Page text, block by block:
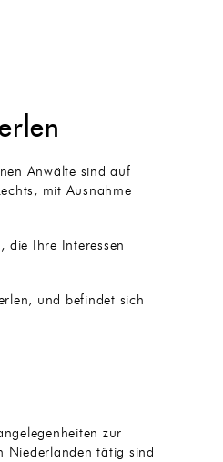
Anwälte sind auf
mit Ausnahme
die Ihre Interessen
und befindet sich
zur
Niederlanden tätig sind